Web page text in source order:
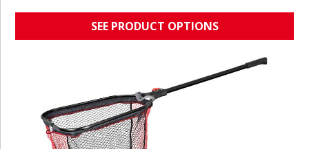
SEE PRODUCT OPTIONS